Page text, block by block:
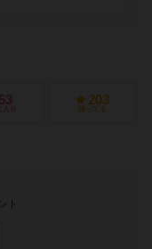
53
入り
203
持ってる
ト